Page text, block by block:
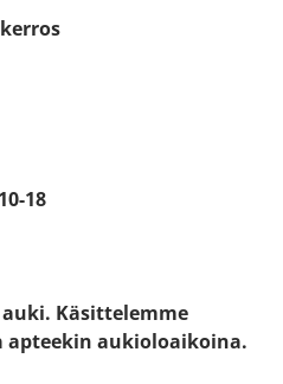
18
Käsittelemme
aukioloaikoina.